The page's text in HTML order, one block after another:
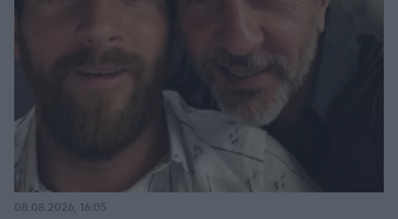
08.08.2026, 16:05